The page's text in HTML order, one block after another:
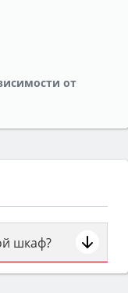
от
шкаф?
(газовый или